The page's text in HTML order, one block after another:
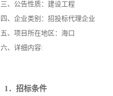
三、公告性质：建设工程
四、企业类别：招投标代理企业
五、项目所在地区：海口
六、详细内容:
1．招标条件